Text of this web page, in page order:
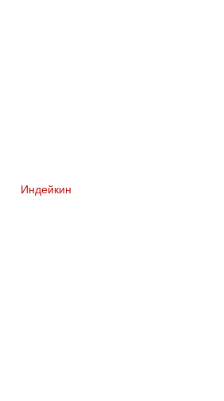
Индейкин